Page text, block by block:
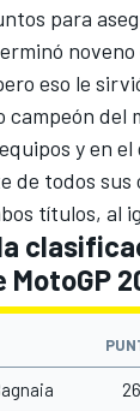
para
noveno
eso le
campeón del
y en
de todos sus
títulos, al